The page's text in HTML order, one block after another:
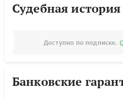
Судебная история
Доступно по подписке.
Банковские